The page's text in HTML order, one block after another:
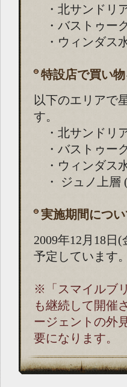
・北サンドリ
・バストゥー
・ウィンダス
特設店で買い物
以下のエリアで
す。
・北サンドリ
・バストゥー
・ウィンダス
・ ジュノ上層
実施期間につい
2009年12月18日
予定しています。
※「スマイルブ
も継続して開催
ージェントの外
要になります。